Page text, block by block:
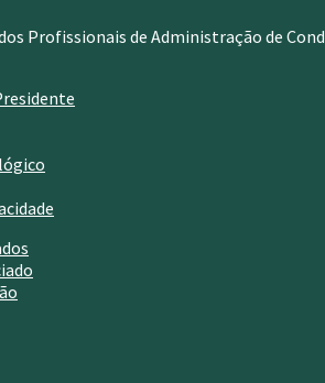
Profissionais de Administração de